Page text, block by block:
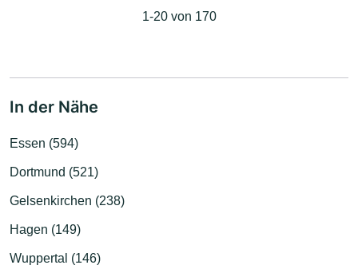
1-20 von 170
In der Nähe
Essen (594)
Dortmund (521)
Gelsenkirchen (238)
Hagen (149)
Wuppertal (146)